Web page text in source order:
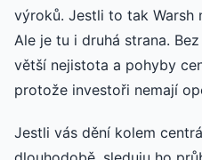
výroků. Jestli to tak Warsh
Ale je tu i druhá strana.
větší nejistota a pohyby
protože investoři nemají
Jestli vás dění kolem